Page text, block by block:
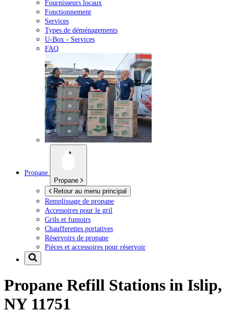
Fournisseurs locaux
Fonctionnement
Services
Types de déménagements
U-Box - Services
FAQ
Propane
Propane
Retour au menu principal
Remplissage de propane
Accessoires pour le gril
Grils et fumoirs
Chaufferettes portatives
Réservoirs de propane
Pièces et accessoires pour réservoir
Propane Refill Stations in Islip,
NY 11751